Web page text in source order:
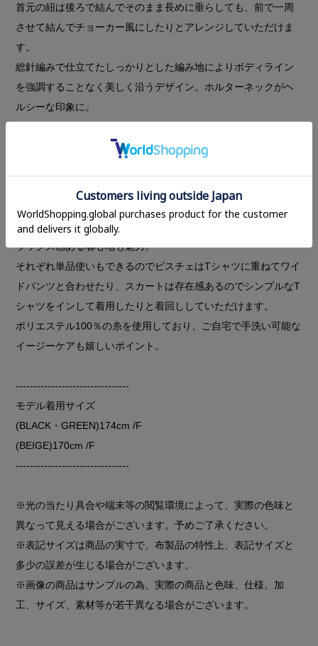
首元の紐は後ろで結んでそのまま長めに垂らしても、前で一周
させて結んでチョーカー風にしたりとアレンジしていただけま
す。
総針編みで仕立てたしっかりとした編み地によりボディライン
を強調することなく美しく沿うデザイン。ホルターネックがヘ
ルシーな印象に。
ム。ウエストまわりはすっきりと仕上げ、GREENとBEIGEは配
ウエストはゴム仕様でウエスト幅を長めにしているので低身長
の方は上に上げたりと、穿く位置で調節していただけます。リ
ラックス感ある着心地も魅力。
それぞれ単品使いもできるのでビスチェはTシャツに重ねてワイ
ドパンツと合わせたり、スカートは存在感あるのでシンプルなT
シャツをインして着用したりと着回ししていただけます。
ポリエステル100％の糸を使用しており、ご自宅で手洗い可能な
イージーケアも嬉しいポイント。
--------------------------------
モデル着用サイズ
(BLACK・GREEN)174cm /F
(BEIGE)170cm /F
--------------------------------
※光の当たり具合や端末等の閲覧環境によって、実際の色味と
異なって見える場合がございます。予めご了承ください。
※表記サイズは商品の実寸で、布製品の特性上、表記サイズと
多少の誤差が生じる場合がございます。
※画像の商品はサンプルの為、実際の商品と色味、仕様、加
工、サイズ、素材等が若干異なる場合がございます。